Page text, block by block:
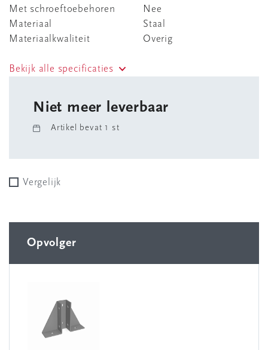
Met schroeftoebehoren
Nee
Materiaal
Staal
Materiaalkwaliteit
Overig
Bekijk alle specificaties
Niet meer leverbaar
Artikel bevat 1 st
Vergelijk
Opvolger